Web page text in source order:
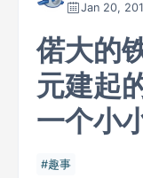
Jan 20,
偌大的
元建起
一个小
趣事